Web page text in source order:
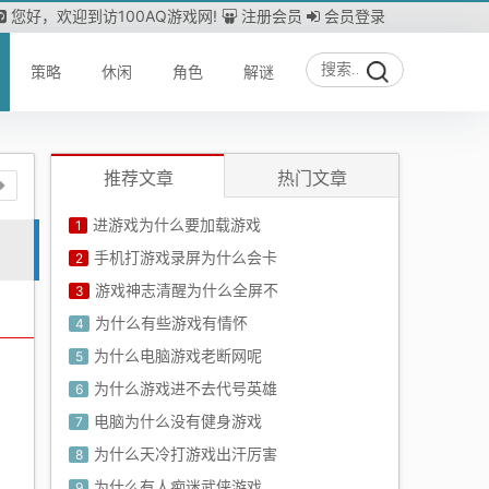
您好，欢迎到访100AQ游戏网! 注册会员 会员登录
策略 休闲 角色 解谜
推荐文章 热门文章
1 进游戏为什么要加载游戏
2 手机打游戏录屏为什么会卡
3 游戏神志清醒为什么全屏不
4 为什么有些游戏有情怀
5 为什么电脑游戏老断网呢
6 为什么游戏进不去代号英雄
7 电脑为什么没有健身游戏
8 为什么天冷打游戏出汗厉害